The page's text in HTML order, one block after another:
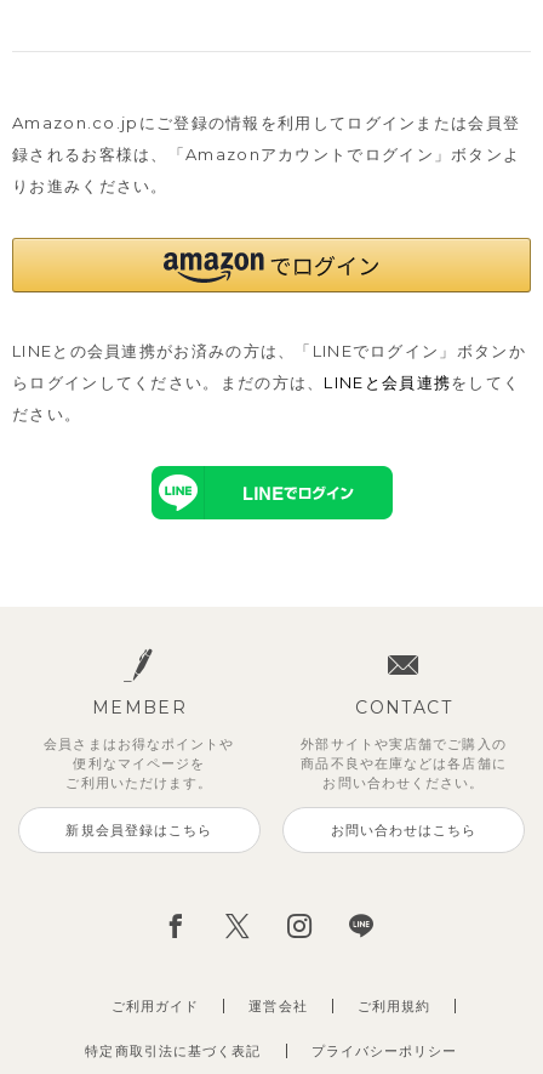
Amazon.co.jpにご登録の情報を利用してログインまたは会員登
録されるお客様は、
「Amazonアカウントでログイン」ボタンよ
りお進みください。
LINEとの会員連携がお済みの方は、「LINEでログイン」ボタンか
らログインしてください。まだの方は、 LINEと会員連携をしてく
ださい。
MEMBER
会員さまはお得なポイントや
便利な マイページを
ご利用いただけます。
新規会員登録はこちら
CONTACT
外部サイトや実店舗でご購入の
商品不良や在庫などは各店舗に
お問い合わせください。
お問い合わせはこちら
ご利用ガイド 運営会社
特定商取引法に基づく表記 プライバシーポリシー
ご利用規約